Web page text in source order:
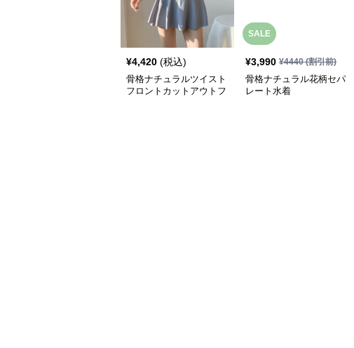
¥4,420 (税込)
骨格ナチュラルツイスト
フロントカットアウトフ
SALE
¥3,990 ¥4440(割引前)
骨格ナチュラル花柄セパ
レート水着